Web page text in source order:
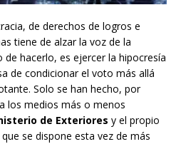
de derechos de logros e
tiene de alzar la voz de la
hacerlo, es ejercer la hipocresía
de condicionar el voto más allá
Solo se han hecho, por
los medios más o menos
de Exteriores y el propio
se dispone esta vez de más